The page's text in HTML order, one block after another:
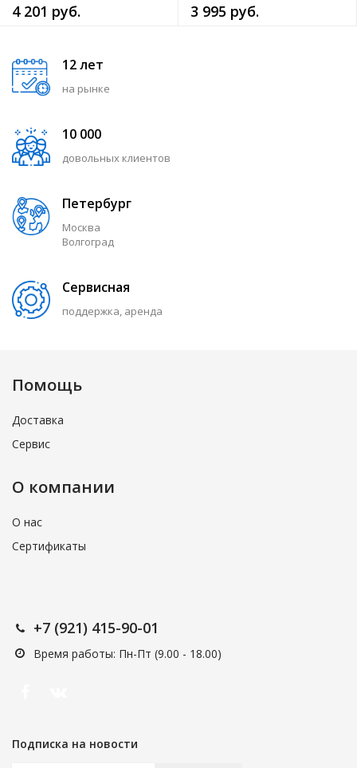
4 201 руб. 3 995 руб.
12 лет
на рынке
10 000
довольных клиентов
Петербург
Москва
Волгоград
Сервисная
поддержка, аренда
Помощь
Доставка
Сервис
О компании
О нас
Сертификаты
+7 (921) 415-90-01
Время работы: Пн-Пт (9.00 - 18.00)
Подписка на новости